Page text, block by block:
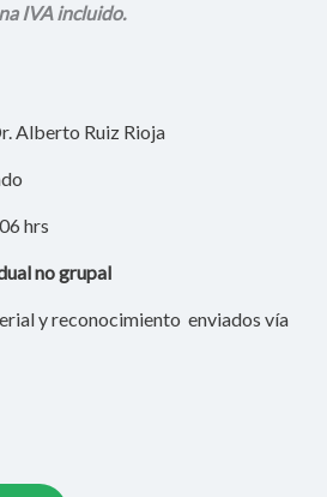
IVA incluido.
Alberto Ruiz Rioja
hrs
no grupal
y reconocimiento enviados vía